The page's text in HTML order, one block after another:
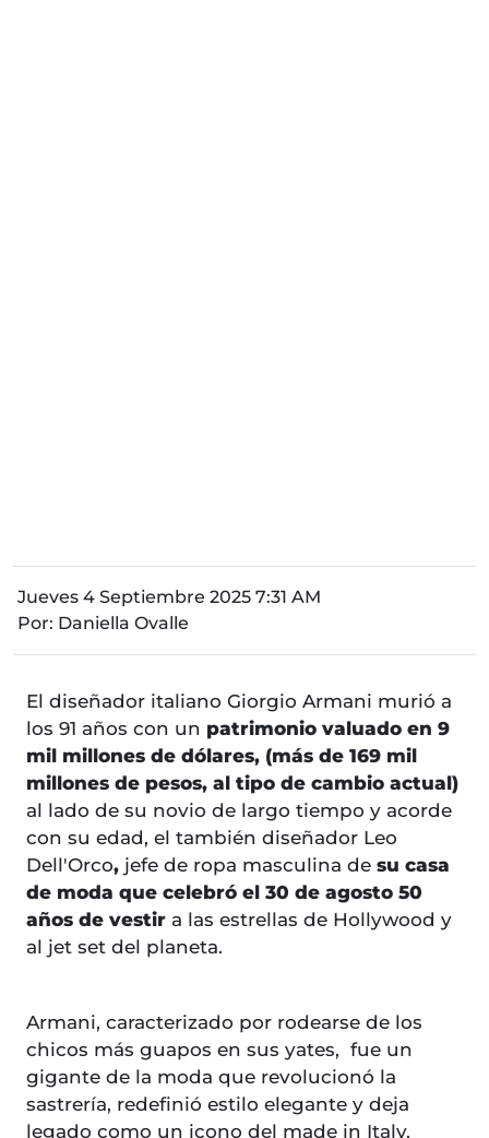
Jueves 4 Septiembre 2025 7:31 AM
Por: Daniella Ovalle
El diseñador italiano Giorgio Armani murió a
los 91 años con un patrimonio valuado en 9
mil millones de dólares, (más de 169 mil
millones de pesos, al tipo de cambio actual)
al lado de su novio de largo tiempo y acorde
con su edad, el también diseñador Leo
Dell'Orco, jefe de ropa masculina de su casa
de moda que celebró el 30 de agosto 50
años de vestir a las estrellas de Hollywood y
al jet set del planeta.
Armani, caracterizado por rodearse de los
chicos más guapos en sus yates, fue un
gigante de la moda que revolucionó la
sastrería, redefinió estilo elegante y deja
legado como un icono del made in Italy.